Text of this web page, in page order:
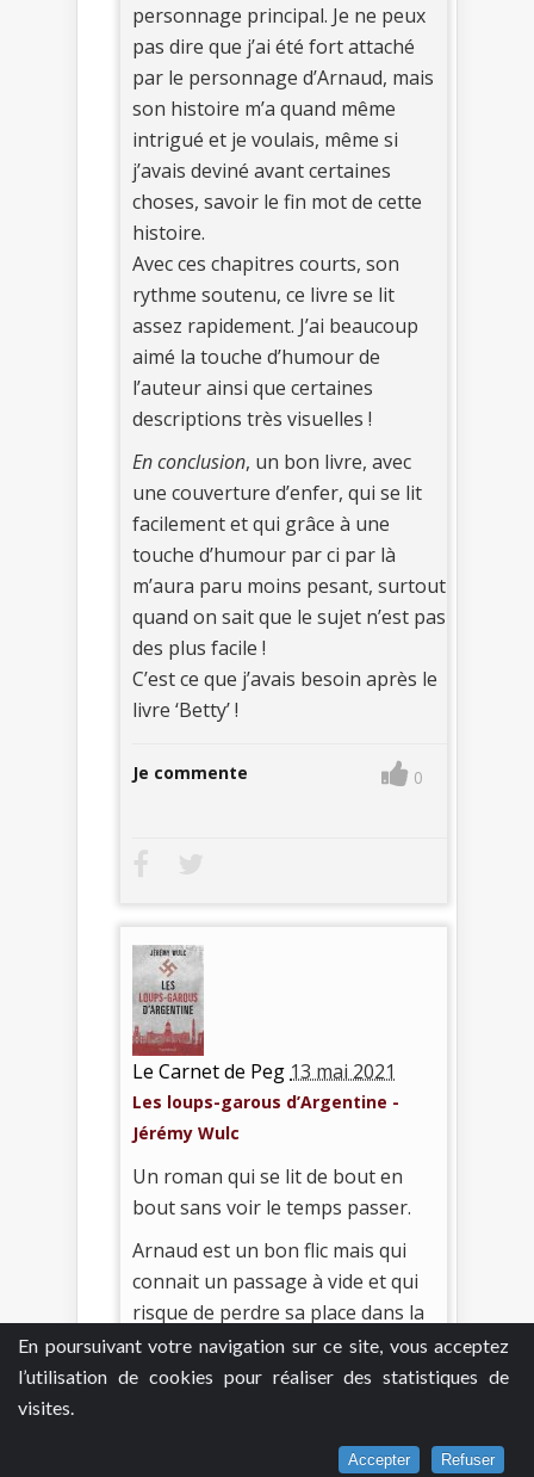
En poursuivant votre navigation sur ce site, vous acceptez
l’utilisation de cookies pour réaliser des statistiques de
visites.
Accepter Refuser
personnage principal. Je ne peux
pas dire que j’ai été fort attaché
par le personnage d’Arnaud, mais
son histoire m’a quand même
intrigué et je voulais, même si
j’avais deviné avant certaines
choses, savoir le fin mot de cette
histoire.
Avec ces chapitres courts, son
rythme soutenu, ce livre se lit
assez rapidement. J’ai beaucoup
aimé la touche d’humour de
l’auteur ainsi que certaines
descriptions très visuelles !
En conclusion, un bon livre, avec
une couverture d’enfer, qui se lit
facilement et qui grâce à une
touche d’humour par ci par là
m’aura paru moins pesant, surtout
quand on sait que le sujet n’est pas
des plus facile !
C’est ce que j’avais besoin après le
livre ‘Betty’ !
Je commente 0
Le Carnet de Peg 13 mai 2021
Les loups-garous d’Argentine -
Jérémy Wulc
Un roman qui se lit de bout en
bout sans voir le temps passer.
Arnaud est un bon flic mais qui
connait un passage à vide et qui
risque de perdre sa place dans la
police. Un malheur n’arrivant
jamais seul, Arnaud apprend que
coup de main pour vider la maison